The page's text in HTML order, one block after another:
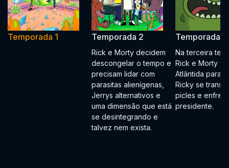
Temporada 1 Temporada 2
Rick e Morty decidem
descongelar o tempo e
precisam lidar com
parasitas alienígenas,
Jerrys alternativos e
uma dimensão que está
se desintegrando e
talvez nem exista.
Temporada 3
Na terceira
Rick e Morty
Atlântida para
Ricky se
picles e
presidente.